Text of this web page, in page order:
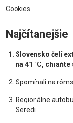
Cookies
Najčítanejšie
Slovensko čelí
na 41 °C,
Spomínali na
Regionálne
Seredi